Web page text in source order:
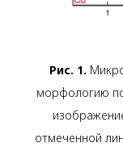
Рис. 1.
морфологию
отмеченной